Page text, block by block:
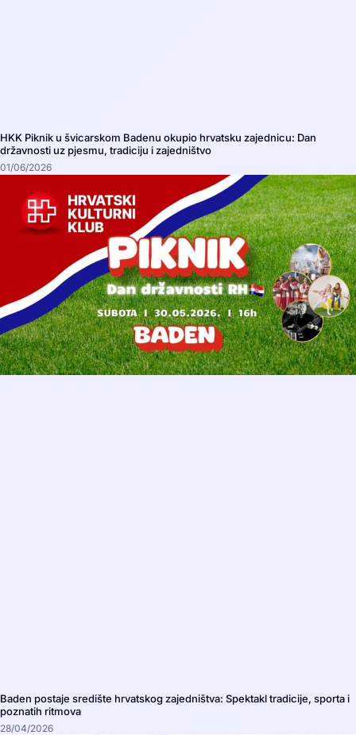
HKK Piknik u švicarskom Badenu okupio hrvatsku zajednicu: Dan
državnosti uz pjesmu, tradiciju i zajedništvo
01/06/2026
Baden postaje središte hrvatskog zajedništva: Spektakl tradicije, sporta i
poznatih ritmova
28/04/2026